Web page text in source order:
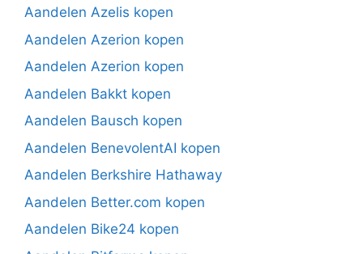
Aandelen Azelis kopen
Aandelen Azerion kopen
Aandelen Azerion kopen
Aandelen Bakkt kopen
Aandelen Bausch kopen
Aandelen BenevolentAI kopen
Aandelen Berkshire Hathaway
Aandelen Better.com kopen
Aandelen Bike24 kopen